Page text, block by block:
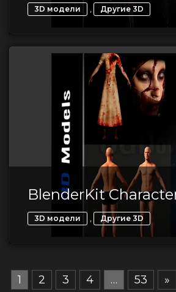
3D модели , Другие 3D
BlenderKit
3D модели , Другие 3D
1 2 3 4 … 53 »